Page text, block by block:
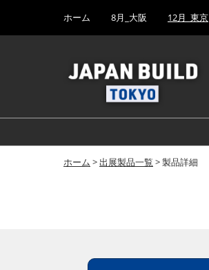
キ
し
to
ホーム 8月_大阪 12月_東京
ホーム >出展製品一覧 > 製品詳細